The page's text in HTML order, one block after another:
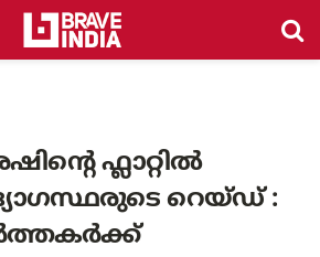
ഫ്ലാറ്റിൽ
റെയ്ഡ് :